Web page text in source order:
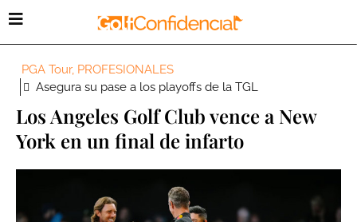
PGA Tour, PROFESIONALES
Asegura su pase a los playoffs de la TGL
Los Angeles Golf Club vence a New
York en un final de infarto